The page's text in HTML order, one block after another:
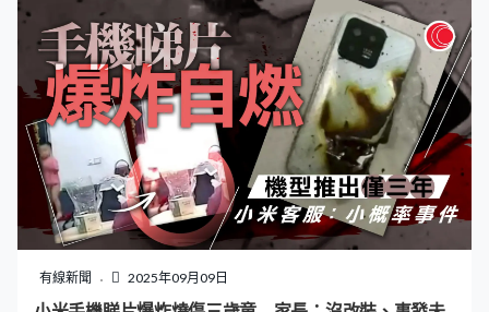
節，法院認定琪琪生前遭繼母長期實施虐待，包括捱餓、
毆打、逼吃屎尿、針刺舌頭及指甲縫、開水燙傷，更服用
大量瀉藥，多種殘忍折磨導致身體各部位存在大量不同程
度的陳舊性損傷痕。 相關報道： 12歲女多重衰竭慘死 揭
家中四童全遭虐待 繼母一審判死 生父助購瀉藥囚5年半
二審本月16日開庭 生母申請抗訴被拒 內媒報道，白女士
於2015年與劉某協議離婚，並因經濟困難，放棄女兒琪琪
的撫養權。至2017年，劉某再婚許某花，琪琪亦跟隨父親
生活。期間白女士曾多次要求與女兒見面，但均被劉某拒
絕。直至2024年，白女士接獲法院通知，始得知早在
2023年12月22日，女兒已因被繼母許某花關在廁所17
天，受盡折磨而死。最終法院一審判決許某花犯故意殺人
有線新聞 2025年09月09日